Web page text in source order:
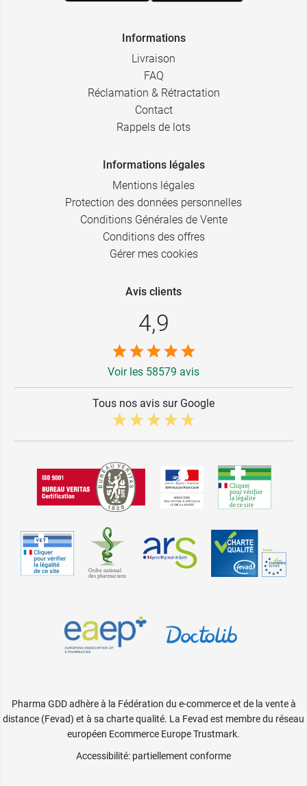
Informations
Livraison
FAQ
Réclamation & Rétractation
Contact
Rappels de lots
Informations légales
Mentions légales
Protection des données personnelles
Conditions Générales de Vente
Conditions des offres
Gérer mes cookies
Avis clients
4,9
Voir les 58579 avis
Tous nos avis sur Google
Pharma GDD adhère à la Fédération du e-commerce et de la vente à
distance (Fevad) et à sa charte qualité. La Fevad est membre du réseau
européen Ecommerce Europe Trustmark.
Accessibilité: partiellement conforme